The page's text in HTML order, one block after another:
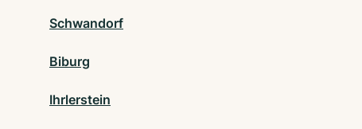
Schwandorf
Biburg
Ihrlerstein